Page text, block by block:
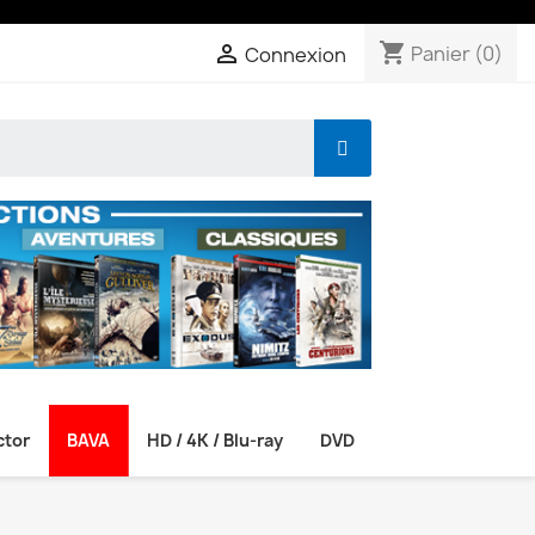
 Connexion shopping_cart Panier (0)
BAVA HD / 4K / Blu-ray DVD